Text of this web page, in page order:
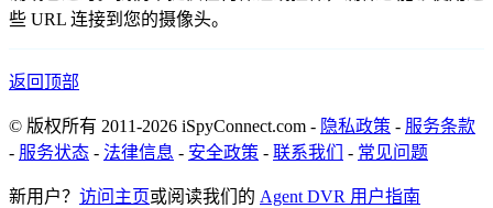
些 URL 连接到您的摄像头。
返回顶部
© 版权所有 2011-2026 iSpyConnect.com - 隐私政策 - 服务条款
- 服务状态 - 法律信息 - 安全政策 - 联系我们 - 常见问题
新用户？ 访问主页或阅读我们的 Agent DVR 用户指南